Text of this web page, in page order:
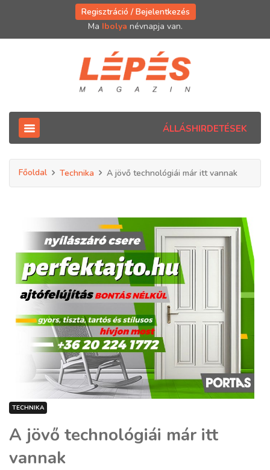
Regisztráció / Bejelentkezés
Ma Ibolya névnapja van.
ÁLLÁSHIRDETÉSEK
Főoldal Technika A jövő technológiái már itt vannak
TECHNIKA
A jövő technológiái már itt
vannak